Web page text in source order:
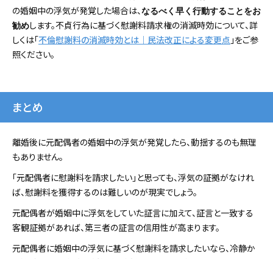
の婚姻中の浮気が発覚した場合は、なるべく早く行動することをお
勧めします。不貞行為に基づく慰謝料請求権の消滅時効について、詳
しくは「不倫慰謝料の消滅時効とは｜民法改正による変更点 」をご参
照ください。
まとめ
離婚後に元配偶者の婚姻中の浮気が発覚したら、動揺するのも無理
もありません。
「元配偶者に慰謝料を請求したい」と思っても、浮気の証拠がなけれ
ば、慰謝料を獲得するのは難しいのが現実でしょう。
元配偶者が婚姻中に浮気をしていた証言に加えて、証言と一致する
客観証拠があれば、第三者の証言の信用性が高まります。
元配偶者に婚姻中の浮気に基づく慰謝料を請求したいなら、冷静か